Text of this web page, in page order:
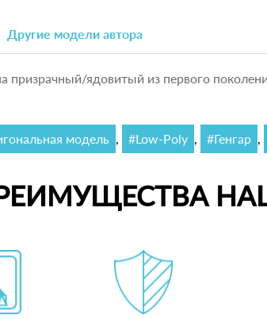
Другие модели автора
призрачный/ядовитый из первого
модель , #Low-Poly , #Генгар ,